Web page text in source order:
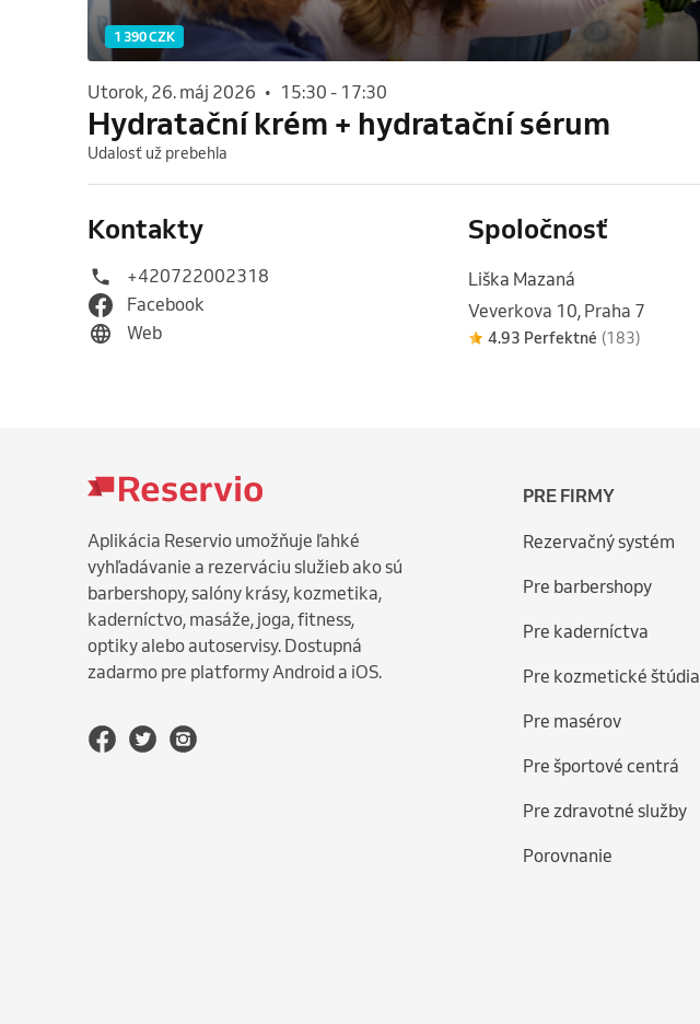
1 390 CZK
utorok, 26. máj 2026 • 15:30 - 17:30
Hydratační krém + hydratační sérum
Udalosť už prebehla
Kontakty
+420722002318
Facebook
Web
Spoločnosť
Liška Mazaná
Veverkova 10, Praha 7
4.93 Perfektné (183)
Aplikácia Reservio umožňuje ľahké
vyhľadávanie a rezerváciu služieb ako sú
barbershopy, salóny krásy, kozmetika,
kaderníctvo, masáže, joga, fitness,
optiky alebo autoservisy. Dostupná
zadarmo pre platformy Android a iOS.
PRE FIRMY
Rezervačný systém
Pre barbershopy
Pre kaderníctva
Pre kozmetické štúdia
Pre masérov
Pre športové centrá
Pre zdravotné služby
Porovnanie